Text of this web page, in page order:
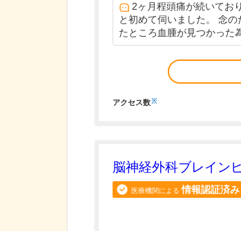
2ヶ月程頭痛が続いてお
と初めて伺いました。 念
たところ血腫が見つかった
アクセス数※
脳神経外科ブレイン
医療機関による 情報認証済み